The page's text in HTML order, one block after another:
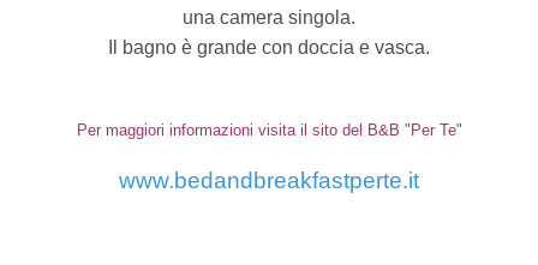
una camera singola.
Il bagno è grande con doccia e vasca.
Per maggiori informazioni visita il sito del B&B "Per Te"
www.bedandbreakfastperte.it